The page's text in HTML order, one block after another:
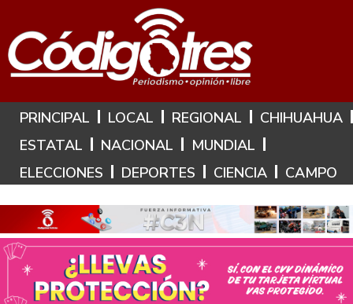
Hoy es: 7 de Agosto de 2026
PRINCIPAL LOCAL REGIONAL
CHIHUAHUA
ESTATAL
NACIONAL
MUNDIAL
ELECCIONES
DEPORTES CIENCIA CAMPO